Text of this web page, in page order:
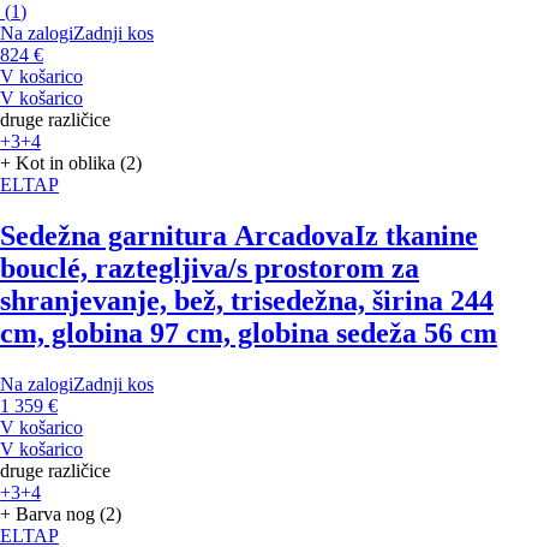
(1)
Na zalogiZadnji kos
824 €
V košarico
V košarico
druge različice
+3+4
+ Kot in oblika (2)
ELTAP
Sedežna garnitura ArcadovaIz tkanine
bouclé, raztegljiva/s prostorom za
shranjevanje, bež, trisedežna, širina 244
cm, globina 97 cm, globina sedeža 56 cm
Na zalogiZadnji kos
1 359 €
V košarico
V košarico
druge različice
+3+4
+ Barva nog (2)
ELTAP